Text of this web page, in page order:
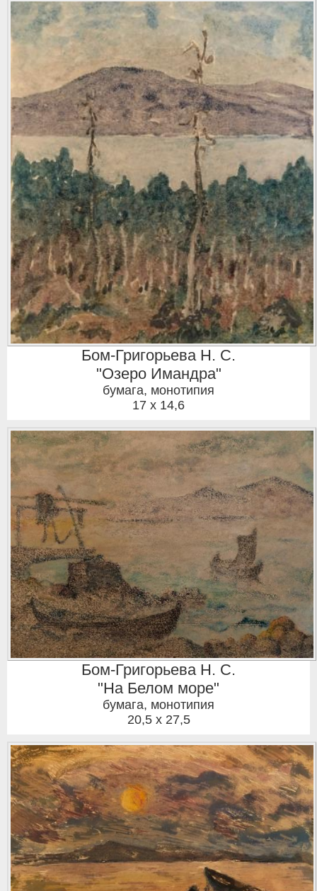
Бом-Григорьева Н. С.
"Озеро Имандра"
бумага, монотипия
17 x 14,6
Бом-Григорьева Н. С.
"На Белом море"
бумага, монотипия
20,5 x 27,5